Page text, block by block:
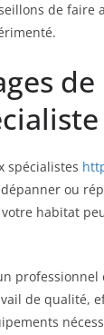
de faire
spécialistes
ou
habitat
de qualité,